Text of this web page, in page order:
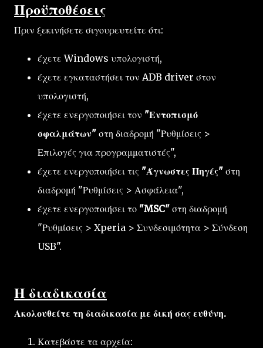
Προϋποθέσεις
Πριν ξεκινήσετε σιγουρευτείτε ότι:
έχετε Windows υπολογιστή,
έχετε εγκαταστήσει τον ADB driver στον
υπολογιστή,
έχετε ενεργοποιήσει τον "Εντοπισμό
σφαλμάτων" στη διαδρομή "Ρυθμίσεις >
Επιλογές για προγραμματιστές",
έχετε ενεργοποιήσει τις "Άγνωστες Πηγές" στη
διαδρομή "Ρυθμίσεις > Ασφάλεια",
έχετε ενεργοποιήσει το "MSC" στη διαδρομή
"Ρυθμίσεις > Xperia > Συνδεσιμότητα > Σύνδεση
USB".
Η διαδικασία
Ακολουθείτε τη διαδικασία με δική σας ευθύνη.
Κατεβάστε τα αρχεία: